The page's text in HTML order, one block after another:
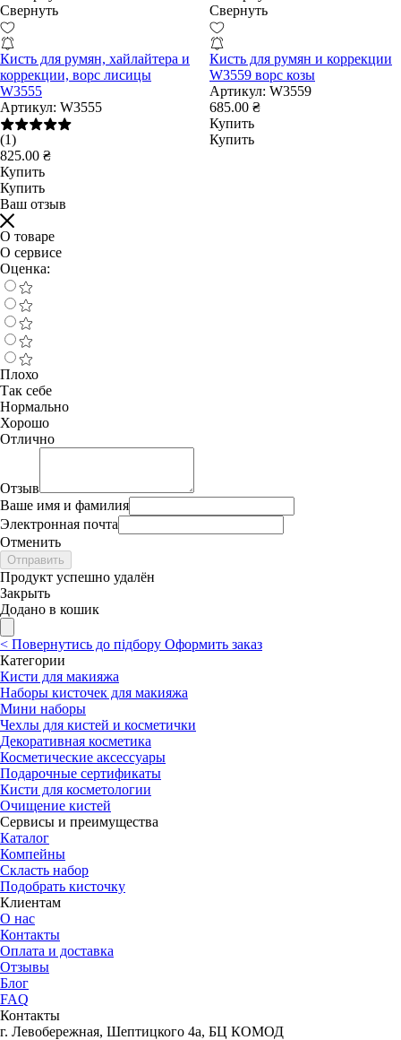
Свернуть
Кисть для румян, хайлайтера и
коррекции, ворс лисицы
W3555
Артикул: W3555
(1)
825.00 ₴
Купить
Купить
Свернуть
Кисть для румян и коррекции
W3559 ворс козы
Артикул: W3559
685.00 ₴
Купить
Купить
Ваш отзыв
О товаре
О сервисе
Оценка:
Плохо
Так себе
Нормально
Хорошо
Отлично
Отзыв
Ваше имя и фамилия
Электронная почта
Отменить
Отправить
Продукт успешно удалён
Закрыть
Додано в кошик
< Повернутись до підбору Оформить заказ
Категории
Кисти для макияжа
Наборы кисточек для макияжа
Мини наборы
Чехлы для кистей и косметички
Декоративная косметика
Косметические аксессуары
Подарочные сертификаты
Кисти для косметологии
Очищение кистей
Сервисы и преимущества
Каталог
Компейны
Скласть набор
Подобрать кисточку
Клиентам
О нас
Контакты
Оплата и доставка
Отзывы
Блог
FAQ
Контакты
г. Левобережная, Шептицкого 4а, БЦ КОМОД